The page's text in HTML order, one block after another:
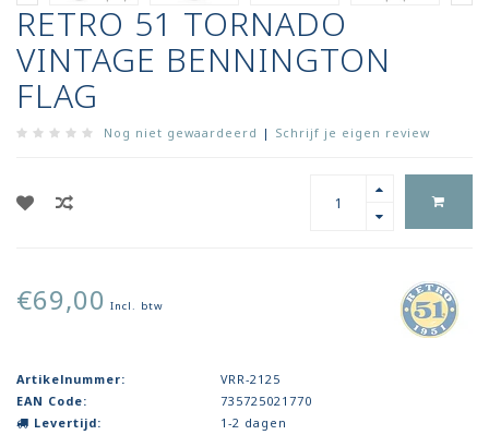
RETRO 51 TORNADO
VINTAGE BENNINGTON
FLAG
Nog niet gewaardeerd | Schrijf je eigen review
€69,00 Incl. btw
Artikelnummer:
VRR-2125
EAN Code:
735725021770
Levertijd:
1-2 dagen